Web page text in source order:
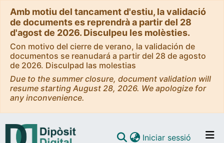
Amb motiu del tancament d'estiu, la validació
de documents es reprendrà a partir del 28
d'agost de 2026. Disculpeu les molèsties.
Con motivo del cierre de verano, la validación de
documentos se reanudará a partir del 28 de agosto
de 2026. Disculpad las molestias
Due to the summer closure, document validation will
resume starting August 28, 2026. We apologize for
any inconvenience.
Iniciar sessió (current)